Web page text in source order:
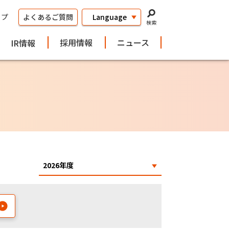
よくあるご質問
検索
IR情報 採用情報 ニュース